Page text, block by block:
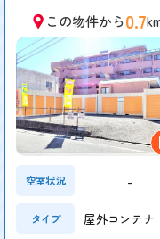
この物件から0.7
空室状況 -
タイプ 屋外コンテナ